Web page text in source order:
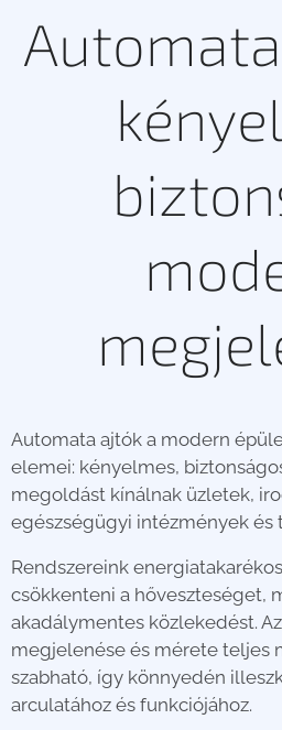
Automata ajtók a modern
elemei: kényelmes,
megoldást kínálnak üzletek,
egészségügyi intézmények és
Rendszereink
csökkenteni a hőveszteséget,
akadálymentes közlekedést.
megjelenése és mérete teljes
szabható, így könnyedén
arculatához és funkciójához.